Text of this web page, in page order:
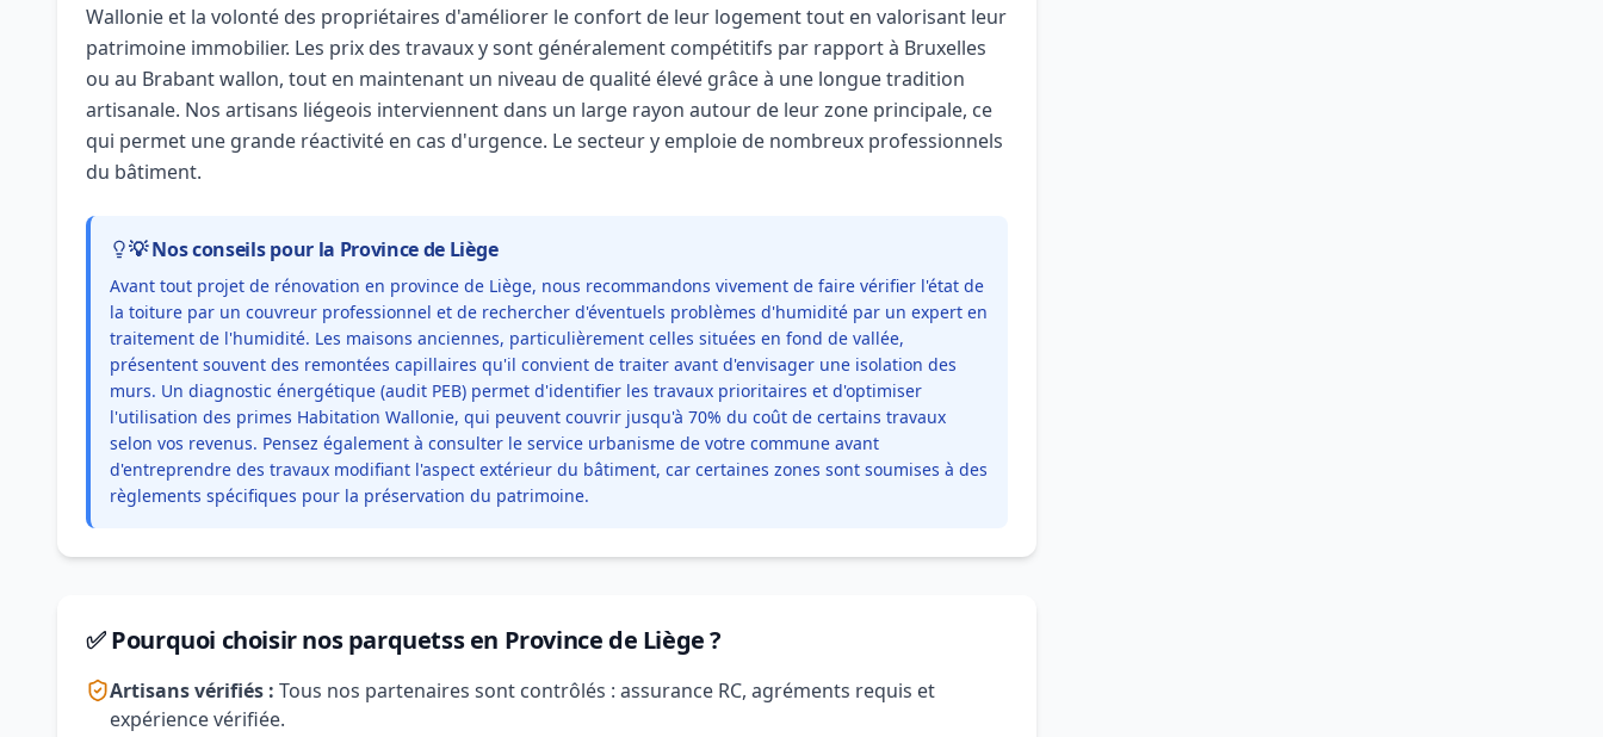
Wallonie et la volonté des propriétaires d'améliorer le confort de leur logement tout en valorisant leur
patrimoine immobilier. Les prix des travaux y sont généralement compétitifs par rapport à Bruxelles
ou au Brabant wallon, tout en maintenant un niveau de qualité élevé grâce à une longue tradition
artisanale. Nos artisans liégeois interviennent dans un large rayon autour de leur zone principale, ce
qui permet une grande réactivité en cas d'urgence. Le secteur y emploie de nombreux professionnels
du bâtiment.
💡 Nos conseils pour la Province de Liège
Avant tout projet de rénovation en province de Liège, nous recommandons vivement de faire vérifier l'état de
la toiture par un couvreur professionnel et de rechercher d'éventuels problèmes d'humidité par un expert en
traitement de l'humidité. Les maisons anciennes, particulièrement celles situées en fond de vallée,
présentent souvent des remontées capillaires qu'il convient de traiter avant d'envisager une isolation des
murs. Un diagnostic énergétique (audit PEB) permet d'identifier les travaux prioritaires et d'optimiser
l'utilisation des primes Habitation Wallonie, qui peuvent couvrir jusqu'à 70% du coût de certains travaux
selon vos revenus. Pensez également à consulter le service urbanisme de votre commune avant
d'entreprendre des travaux modifiant l'aspect extérieur du bâtiment, car certaines zones sont soumises à des
règlements spécifiques pour la préservation du patrimoine.
✅ Pourquoi choisir nos parquetss en Province de Liège ?
Artisans vérifiés : Tous nos partenaires sont contrôlés : assurance RC, agréments requis et
expérience vérifiée.